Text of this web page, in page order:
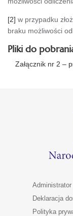
[2] w przypadku
braku możliwości
Pliki do
Załącznik nr 2 –
Deklaracja
Polityka